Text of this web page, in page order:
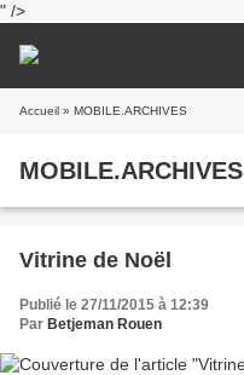
" />
Accueil » MOBILE.ARCHIVES
MOBILE.ARCHIVES
Vitrine de Noël
Publié le 27/11/2015 à 12:39
Par Betjeman Rouen